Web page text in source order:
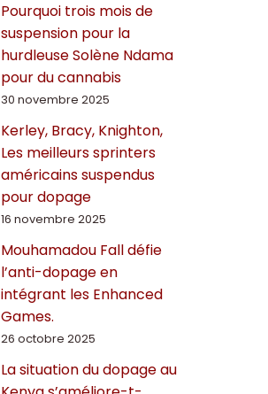
Pourquoi trois mois de
suspension pour la
hurdleuse Solène Ndama
pour du cannabis
30 novembre 2025
Kerley, Bracy, Knighton,
Les meilleurs sprinters
américains suspendus
pour dopage
16 novembre 2025
Mouhamadou Fall défie
l’anti-dopage en
intégrant les Enhanced
Games.
26 octobre 2025
La situation du dopage au